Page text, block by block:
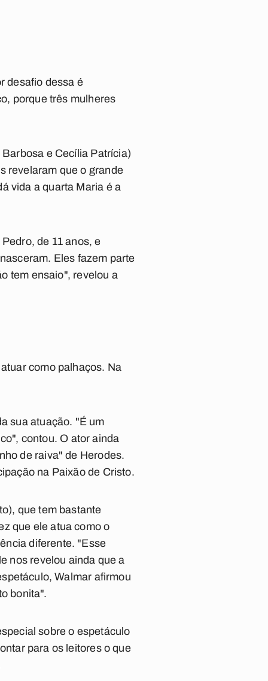
desafio dessa é
porque três mulheres
e Cecília Patrícia)
revelaram que o grande
vida a quarta Maria é a
de 11 anos, e
Eles fazem parte
tem ensaio", revelou a
como palhaços. Na
sua atuação. "É um
contou. O ator ainda
de raiva" de Herodes.
na Paixão de Cristo.
que tem bastante
que ele atua como o
diferente. "Esse
nos revelou ainda que a
Walmar afirmou
bonita".
sobre o espetáculo
para os leitores o que